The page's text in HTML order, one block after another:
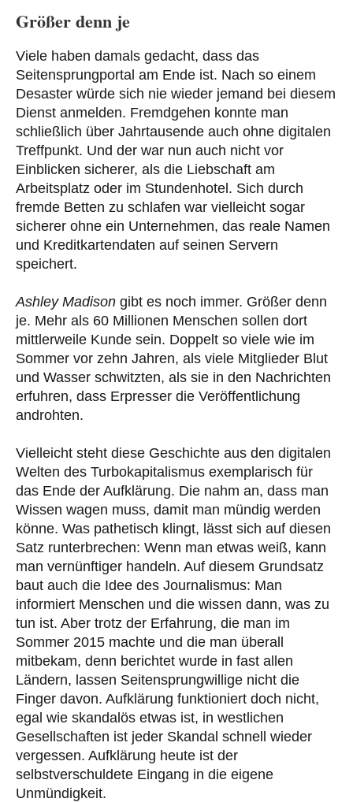
Größer denn je
Viele haben damals gedacht, dass das
Seitensprungportal am Ende ist. Nach so einem
Desaster würde sich nie wieder jemand bei diesem
Dienst anmelden. Fremdgehen konnte man
schließlich über Jahrtausende auch ohne digitalen
Treffpunkt. Und der war nun auch nicht vor
Einblicken sicherer, als die Liebschaft am
Arbeitsplatz oder im Stundenhotel. Sich durch
fremde Betten zu schlafen war vielleicht sogar
sicherer ohne ein Unternehmen, das reale Namen
und Kreditkartendaten auf seinen Servern
speichert.
Ashley Madison gibt es noch immer. Größer denn
je. Mehr als 60 Millionen Menschen sollen dort
mittlerweile Kunde sein. Doppelt so viele wie im
Sommer vor zehn Jahren, als viele Mitglieder Blut
und Wasser schwitzten, als sie in den Nachrichten
erfuhren, dass Erpresser die Veröffentlichung
androhten.
Vielleicht steht diese Geschichte aus den digitalen
Welten des Turbokapitalismus exemplarisch für
das Ende der Aufklärung. Die nahm an, dass man
Wissen wagen muss, damit man mündig werden
könne. Was pathetisch klingt, lässt sich auf diesen
Satz runterbrechen: Wenn man etwas weiß, kann
man vernünftiger handeln. Auf diesem Grundsatz
baut auch die Idee des Journalismus: Man
informiert Menschen und die wissen dann, was zu
tun ist. Aber trotz der Erfahrung, die man im
Sommer 2015 machte und die man überall
mitbekam, denn berichtet wurde in fast allen
Ländern, lassen Seitensprungwillige nicht die
Finger davon. Aufklärung funktioniert doch nicht,
egal wie skandalös etwas ist, in westlichen
Gesellschaften ist jeder Skandal schnell wieder
vergessen. Aufklärung heute ist der
selbstverschuldete Eingang in die eigene
Unmündigkeit.